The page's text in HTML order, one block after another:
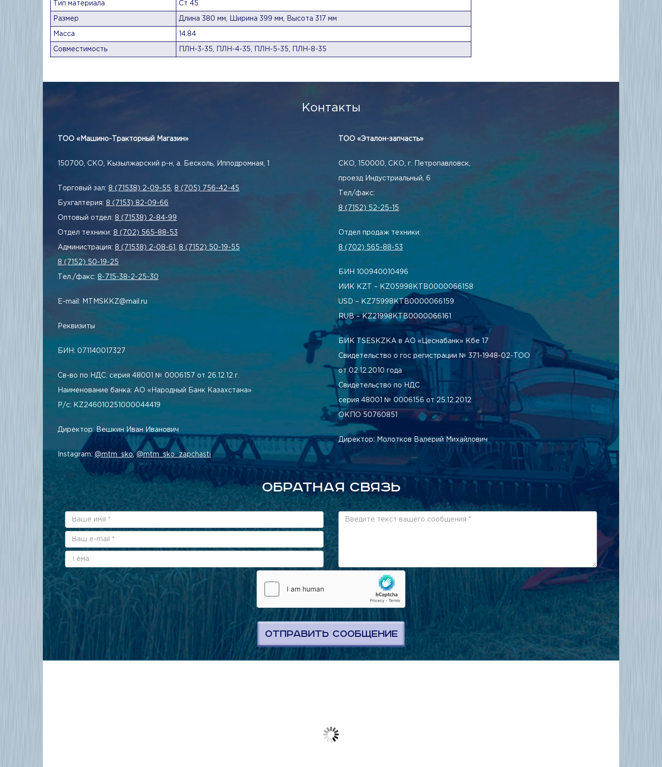
Тип материала Ст 45
Размер Длина 380 мм, Ширина 399 мм, Высота 317 мм
Масса 14.84
Совместимость ПЛН-3-35, ПЛН-4-35, ПЛН-5-35, ПЛН-8-35
Контакты
ТОО «Машино-Тракторный Магазин»
150700, СКО, Кызылжарский р-н, а. Бесколь, Ипподромная, 1
Торговый зал: 8 (71538) 2-09-55 8 (705) 756-42-45
Бухгалтерия: 8 (7153) 82-09-66
Оптовый отдел: 8 (71538) 2-84-99
Отдел техники: 8 (702) 565-88-53
Администрация: 8 (71538) 2-08-61 8 (7152) 50-19-55
8 (7152) 50-19-25
Тел./факс: 8-715-38-2-25-30
E-mail: MTMSKKZ@mail.ru
Реквизиты
БИН: 071140017327
Св-во по НДС: серия 48001 № 0006157 от 26.12.12 г.
Наименование банка: АО «Народный Банк Казахстана»
Р/с: KZ246010251000044419
Директор: Вешкин Иван Иванович
Instagram: @mtm_sko ,@mtm_sko_zapchasti
ТОО «Эталон-запчасть»
СКО, 150000, СКО, г. Петропавловск,
проезд Индустриальный, 6
Тел/факс:
8 (7152) 52-25-15
Отдел продаж техники:
8 (702) 565-88-53
БИН 100940010496
ИИК KZT – KZ05998КТВ0000066158
USD – KZ75998КТВ0000066159
RUB – KZ21998КТВ0000066161
БИК TSESKZKA в АО «Цеснабанк» Кбе 17
Свидетельство о гос регистрации № 371-1948-02-ТОО
от 02.12.2010 года
Свидетельство по НДС
серия 48001 № 0006156 от 25.12.2012
ОКПО 50760851
Директор: Молотков Валерий Михайлович
ОБРАТНАЯ СВЯЗЬ